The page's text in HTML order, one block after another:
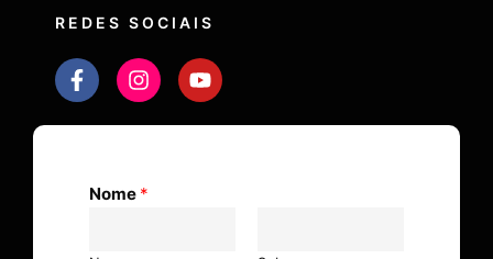
REDES SOCIAIS
Nome *